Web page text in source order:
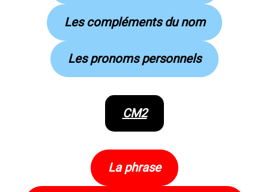
Les compléments du nom
Les pronoms personnels
CM2
La phrase